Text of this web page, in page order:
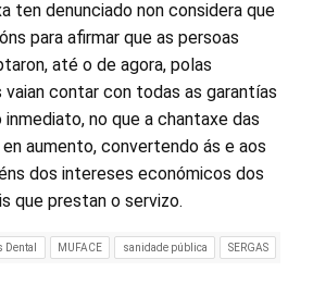
ten denunciado non considera que
para afirmar que as persoas
até o de agora, polas
contar con todas as garantías
no que a chantaxe das
aumento, convertendo ás e aos
dos intereses económicos dos
que prestan o servizo.
Dental MUFACE sanidade pública SERGAS